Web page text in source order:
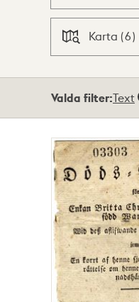
Karta (6)
träffarValda filter:Text